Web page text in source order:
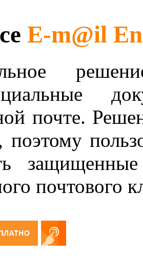
E-m@il
почте.
поэтому
почтового